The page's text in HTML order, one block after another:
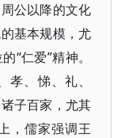
公以降的文化
基本规模，尤
“仁爱”精神。
孝、悌、礼、
子百家，尤其
，儒家强调王